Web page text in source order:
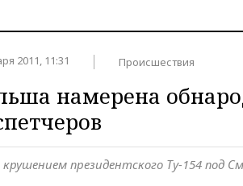
2011, 11:31 Происшествия
намерена
крушением президентского Ту-154 под